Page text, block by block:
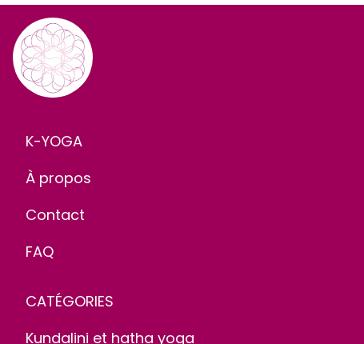
K-YOGA
À propos
Contact
FAQ
CATÉGORIES
Kundalini et hatha yoga